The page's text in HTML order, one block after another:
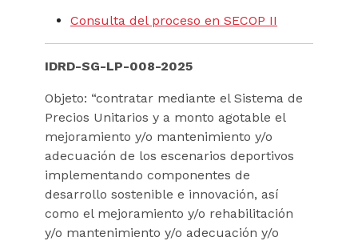
Consulta del proceso en SECOP II
IDRD-SG-LP-008-2025
Objeto: “contratar mediante el Sistema de
Precios Unitarios y a monto agotable el
mejoramiento y/o mantenimiento y/o
adecuación de los escenarios deportivos
implementando componentes de
desarrollo sostenible e innovación, así
como el mejoramiento y/o rehabilitación
y/o mantenimiento y/o adecuación y/o